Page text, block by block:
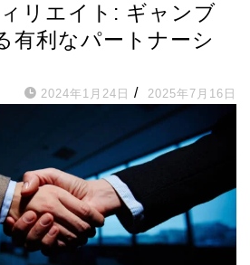
リエイト: ギャンブ
有利なパートナーシ
2024年1月24日 / 2025年7月16日